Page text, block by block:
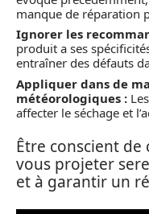
manque de réparation
Ignorer les
produit a ses
entraîner des défauts
Appliquer dans de
météorologiques :
affecter le séchage et
Être conscient de
vous projeter
et à garantir un